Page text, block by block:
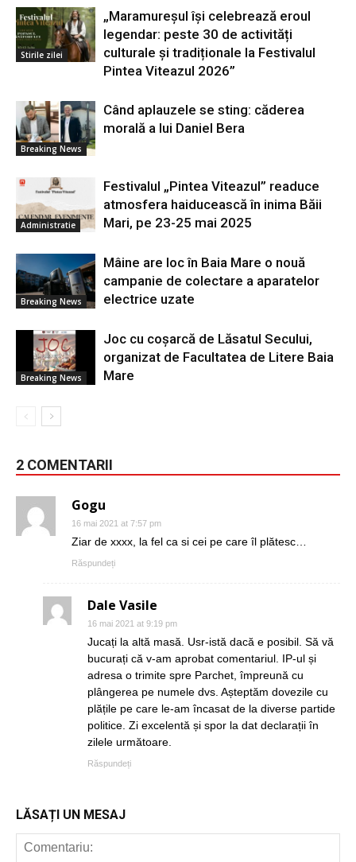
Stirile zilei
„Maramureșul își celebrează eroul
legendar: peste 30 de activități
culturale și tradiționale la Festivalul
Pintea Viteazul 2026”
Breaking News
Când aplauzele se sting: căderea
morală a lui Daniel Bera
Administratie
Festivalul „Pintea Viteazul” readuce
atmosfera haiducească în inima Băii
Mari, pe 23-25 mai 2025
Breaking News
Mâine are loc în Baia Mare o nouă
campanie de colectare a aparatelor
electrice uzate
Breaking News
Joc cu coșarcă de Lăsatul Secului,
organizat de Facultatea de Litere Baia
Mare
2 COMENTARII
Gogu
16 mai 2021 at 7:57 pm
Ziar de xxxx, la fel ca si cei pe care îl plătesc…
Răspundeți
Dale Vasile
16 mai 2021 at 9:19 pm
Jucați la altă masă. Usr-istă dacă e posibil. Să vă
bucurați că v-am aprobat comentariul. IP-ul și
adresa o trimite spre Parchet, împreună cu
plângerea pe numele dvs. Așteptăm dovezile cu
plățile pe care le-am încasat de la diverse partide
politice. Zi excelentă și spor la dat declarații în
zilele următoare.
Răspundeți
LĂSAȚI UN MESAJ